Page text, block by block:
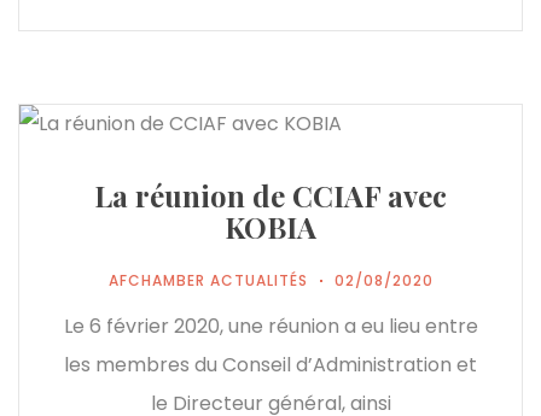
La réunion de CCIAF avec
KOBIA
AFCHAMBER ACTUALITÉS 02/08/2020
Le 6 février 2020, une réunion a eu lieu entre
les membres du Conseil d’Administration et
le Directeur général, ainsi